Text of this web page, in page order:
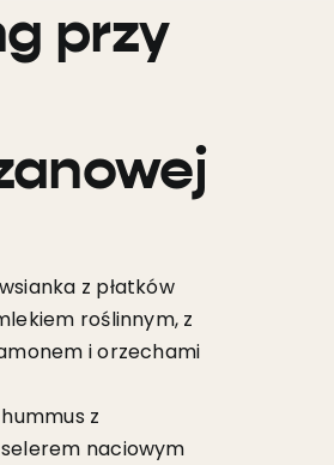
przy
z płatków
roślinnym, z
i orzechami
z
naciowym